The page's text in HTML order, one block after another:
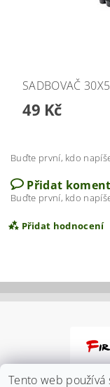
SADBOVAČ
49 Kč
Buďte první, kdo
Přidat
Buďte první, kdo
Přidat hodnocení
Tento web